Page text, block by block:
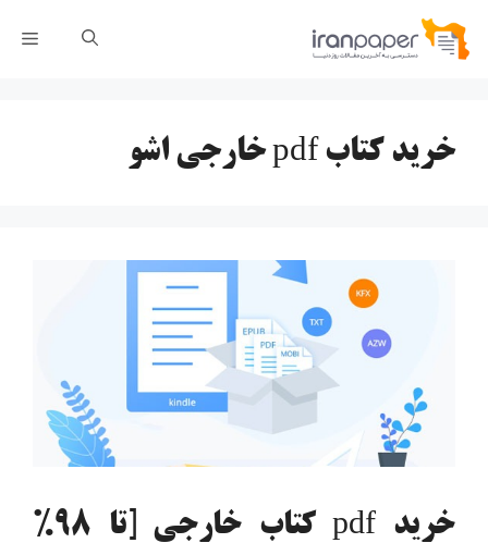
پرش
خرید کتاب pdf خارجی اشو
خرید pdf کتاب خارجی [تا 98%